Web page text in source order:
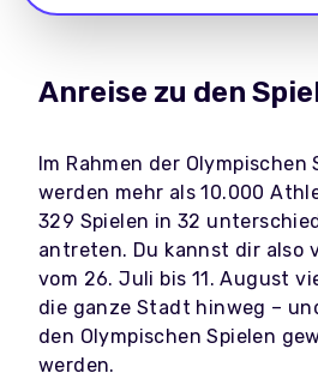
Anreise zu den
Im Rahmen der Olympischen
werden mehr als 10.000
329 Spielen in 32
antreten. Du kannst dir also
vom 26. Juli bis 11. August
die ganze Stadt hinweg –
den Olympischen Spielen
werden.